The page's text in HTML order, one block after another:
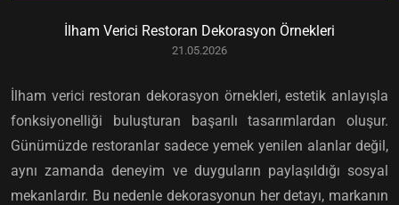
İlham Verici Restoran Dekorasyon Örnekleri
21.05.2026
İlham verici restoran dekorasyon örnekleri, estetik anlayışla
fonksiyonelliği buluşturan başarılı tasarımlardan oluşur.
Günümüzde restoranlar sadece yemek yenilen alanlar değil,
aynı zamanda deneyim ve duyguların paylaşıldığı sosyal
mekanlardır. Bu nedenle dekorasyonun her detayı, markanın